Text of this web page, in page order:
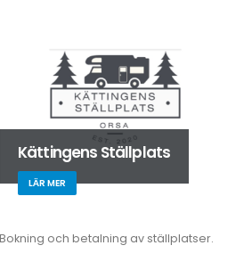
Kättingens Ställplats
LÄR MER
Bokning och betalning av ställplatser.